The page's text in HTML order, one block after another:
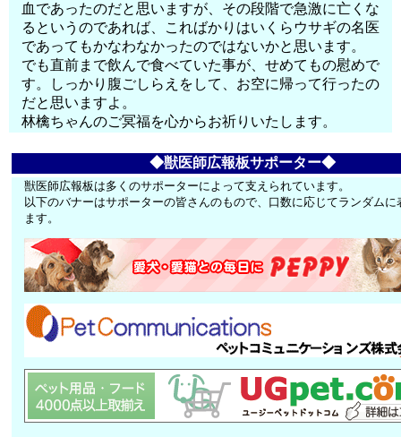
血であったのだと思いますが、その段階で急激に亡くな
るというのであれば、こればかりはいくらウサギの名医
であってもかなわなかったのではないかと思います。
でも直前まで飲んで食べていた事が、せめてもの慰めで
す。しっかり腹ごしらえをして、お空に帰って行ったの
だと思いますよ。
林檎ちゃんのご冥福を心からお祈りいたします。
◆獣医師広報板サポーター◆
獣医師広報板は多くのサポーターによって支えられています。
以下のバナーはサポーターの皆さんのもので、口数に応じてランダムに
ます。